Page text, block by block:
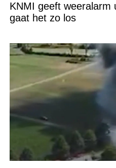
KNMI geeft weeralarm
gaat het zo los